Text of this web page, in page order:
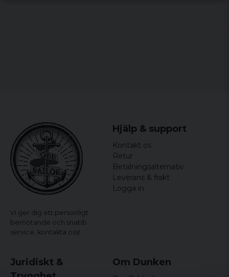
Vi ger dig ett personligt
bemötande och snabb
service, kontakta oss!
Hjälp & support
Kontakt os
Retur
Betalningsalternativ
Leverans & frakt
Logga in
Juridiskt &
Om Dunken